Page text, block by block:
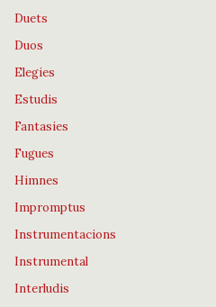
Duets
Duos
Elegies
Estudis
Fantasies
Fugues
Himnes
Impromptus
Instrumentacions
Instrumental
Interludis